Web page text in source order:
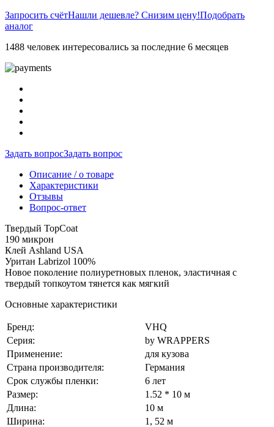
Запросить счётНашли дешевле? Снизим цену!Подобрать
аналог
1488 человек интересовались за последние 6 месяцев
Задать вопросЗадать вопрос
Описание / о товаре
Характеристики
Отзывы
Вопрос-ответ
Твердый TopCoat
190 микрон
Клей Ashland USA
Уритан Labrizol 100%
Новое поколение полиуретновых пленок, эластичная с
твердый топкоутом тянется как мягкий
Основные характеристики
Бренд:
VHQ
Серия:
by WRAPPERS
Применение:
для кузова
Страна производителя:
Германия
Срок службы пленки:
6 лет
Размер:
1.52 * 10 м
Длина:
10 м
Ширина:
1, 52 м